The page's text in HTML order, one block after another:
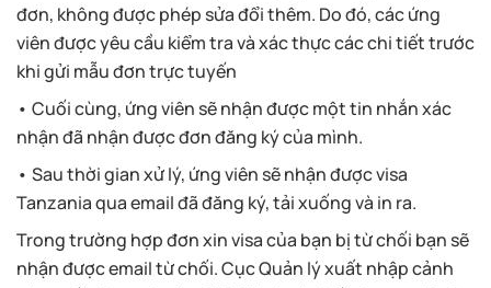
đơn, không được phép sửa đổi thêm. Do đó, các ứng
viên được yêu cầu kiểm tra và xác thực các chi tiết trước
khi gửi mẫu đơn trực tuyến
• Cuối cùng, ứng viên sẽ nhận được một tin nhắn xác
nhận đã nhận được đơn đăng ký của mình.
• Sau thời gian xử lý, ứng viên sẽ nhận được visa
Tanzania qua email đã đăng ký, tải xuống và in ra.
Trong trường hợp đơn xin visa của bạn bị từ chối bạn sẽ
nhận được email từ chối. Cục Quản lý xuất nhập cảnh